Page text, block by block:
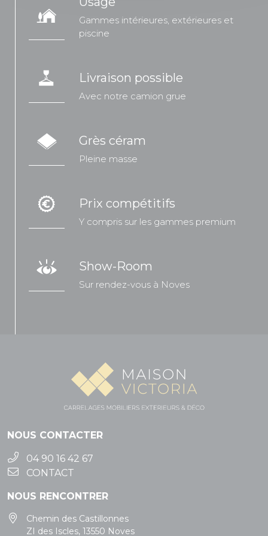
Gammes intérieures, extérieures et
piscine
Livraison possible
Avec notre camion grue
Grès céram
Pleine masse
Prix compétitifs
Y compris sur les gammes premium
Show-Room
Sur rendez-vous à Noves
NOUS CONTACTER
04 90 16 42 67
CONTACT
NOUS RENCONTRER
Chemin des Castillonnes
ZI des Iscles, 13550 Noves